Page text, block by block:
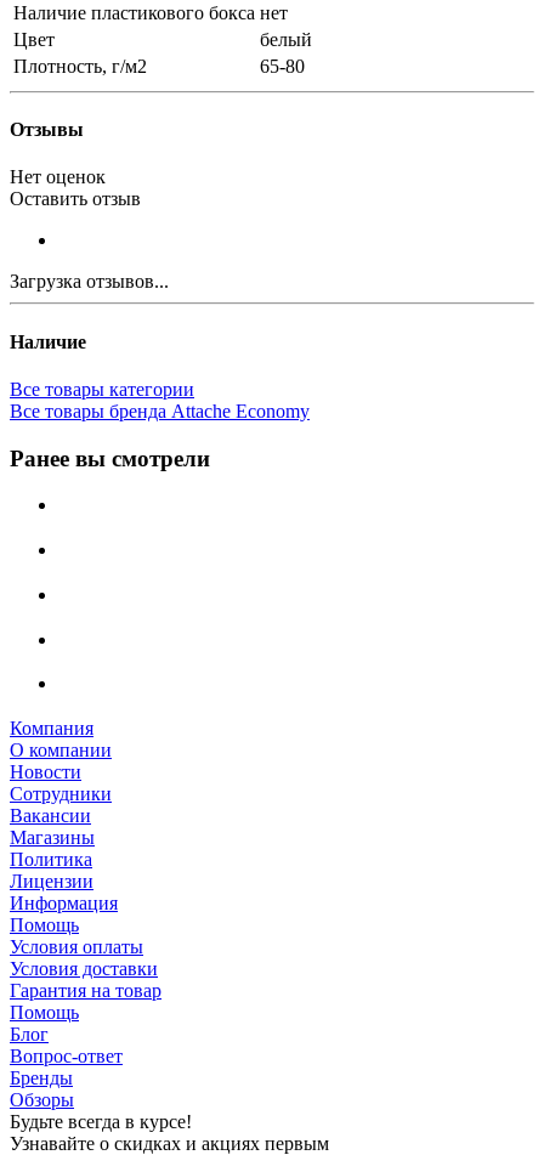
Наличие пластикового бокса нет
Цвет
белый
Плотность, г/м2
65-80
Отзывы
Нет оценок
Оставить отзыв
Загрузка отзывов...
Наличие
Все товары категории
Все товары бренда Attache Economy
Ранее вы смотрели
Компания
О компании
Новости
Сотрудники
Вакансии
Магазины
Политика
Лицензии
Информация
Помощь
Условия оплаты
Условия доставки
Гарантия на товар
Помощь
Блог
Вопрос-ответ
Бренды
Обзоры
Будьте всегда в курсе!
Узнавайте о скидках и акциях первым